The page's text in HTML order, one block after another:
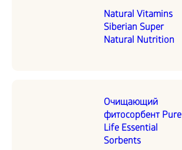
Natural Vitamins
Siberian Super
Natural Nutrition
Очищающий
фитосорбент Pure
Life Essential
Sorbents